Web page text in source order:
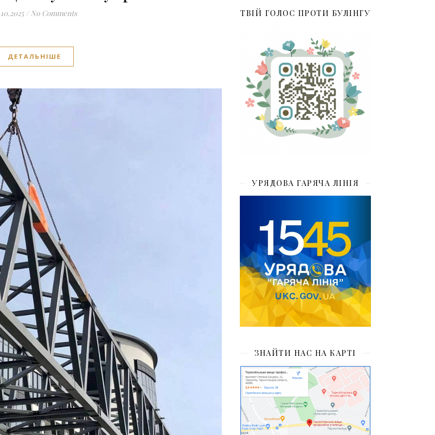
/ No Comments
ДЕТАЛЬНІШЕ
ТВІЙ ГОЛОС ПРОТИ БУЛІНГУ
УРЯДОВА ГАРЯЧА ЛІНІЯ
ЗНАЙТИ НАС НА КАРТІ